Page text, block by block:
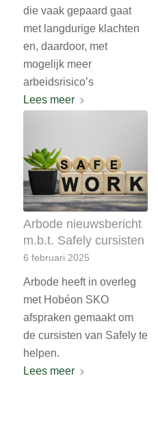
die vaak gepaard gaat
met langdurige klachten
en, daardoor, met
mogelijk meer
arbeidsrisico’s
Lees meer
Arbode nieuwsbericht
m.b.t. Safely cursisten
6 februari 2025
Arbode heeft in overleg
met Hobéon SKO
afspraken gemaakt om
de cursisten van Safely te
helpen.
Lees meer